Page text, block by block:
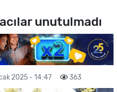
unutulmadı
2025 - 14:47 363